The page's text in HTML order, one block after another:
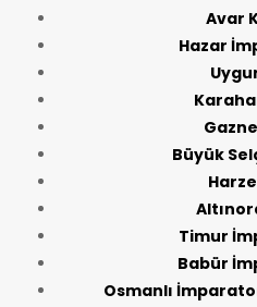
Avar
Hazar
Büyük
Timur
Babür
Osmanlı